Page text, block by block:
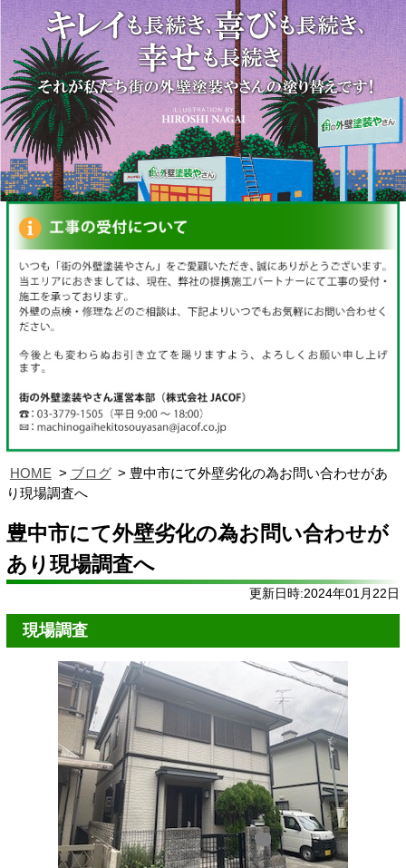
HOME ブログ
豊中市にて外壁劣化の為お問い合わせがあ
り現場調査へ
豊中市にて外壁劣化の為お問い合わせが
あり現場調査へ
更新日時:2024年01月22日
現場調査